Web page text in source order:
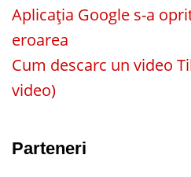
Aplicația Google s-a
eroarea
Cum descarc un video
video)
Parteneri